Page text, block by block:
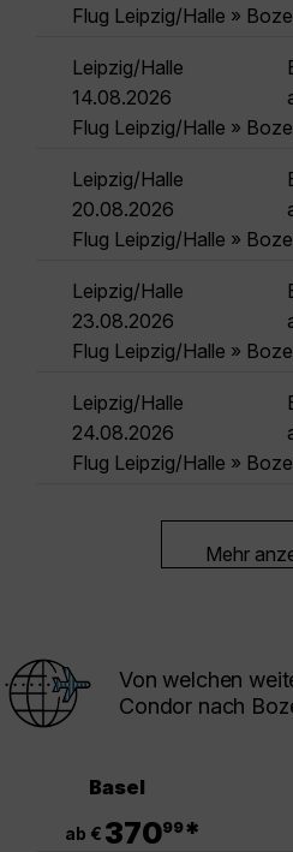
Flug Leipzig/Halle »
Leipzig/Halle
14.08.2026
Flug Leipzig/Halle »
Leipzig/Halle
20.08.2026
Flug Leipzig/Halle »
Leipzig/Halle
23.08.2026
Flug Leipzig/Halle »
Leipzig/Halle
24.08.2026
Flug Leipzig/Halle »
Mehr
Von welchen
Condor nach
Basel
ab € 37099*